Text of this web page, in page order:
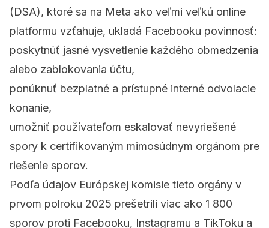
(DSA), ktoré sa na Meta ako veľmi veľkú online
platformu vzťahuje, ukladá Facebooku povinnosť:
poskytnúť jasné vysvetlenie každého obmedzenia
alebo zablokovania účtu,
ponúknuť bezplatné a prístupné interné odvolacie
konanie,
umožniť používateľom eskalovať nevyriešené
spory k certifikovaným mimosúdnym orgánom pre
riešenie sporov.
Podľa údajov Európskej komisie tieto orgány v
prvom polroku 2025 prešetrili viac ako 1 800
sporov proti Facebooku, Instagramu a TikToku a